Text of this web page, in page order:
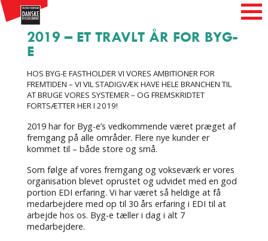
2019 – ET TRAVLT ÅR FOR BYG-
E
HOS BYG-E FASTHOLDER VI VORES AMBITIONER FOR
FREMTIDEN – VI VIL STADIGVÆK HAVE HELE BRANCHEN TIL
AT BRUGE VORES SYSTEMER – OG FREMSKRIDTET
FORTSÆTTER HER I 2019!
2019 har for Byg-e’s vedkommende været præget af
fremgang på alle områder. Flere nye kunder er
kommet til – både store og små.
Som følge af vores fremgang og vokseværk er vores
organisation blevet oprustet og udvidet med en god
portion EDI erfaring. Vi har været så heldige at få
medarbejdere med op til 30 års erfaring i EDI til at
arbejde hos os. Byg-e tæller i dag i alt 7
medarbejdere.